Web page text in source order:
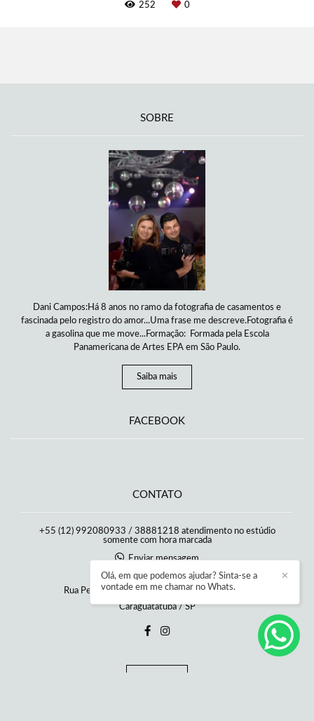
252 0
SOBRE
Dani Campos:Há 8 anos no ramo da fotografia de casamentos e
fascinada pelo registro do amor...Uma frase me descreve.Fotografia é
a gasolina que me move...Formação: Formada pela Escola
Panamericana de Artes EPA em São Paulo.
Saiba mais
FACEBOOK
CONTATO
+55 (12) 992080933 / 38881218 atendimento no estúdio
somente com hora marcada
Enviar mensagem
danicamposfotografia@gmail.com
Rua Pedro Álvares Cabral, 65, Estúdio - Poiares
Caraguatatuba / SP
✕
Olá, em que podemos ajudar? Sinta-se a
vontade em me chamar no Whats.